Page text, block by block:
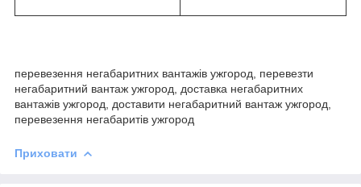
перевезення негабаритних вантажів ужгород, перевезти
негабаритний вантаж ужгород, доставка негабаритних
вантажів ужгород, доставити негабаритний вантаж ужгород,
перевезення негабаритів ужгород
Приховати